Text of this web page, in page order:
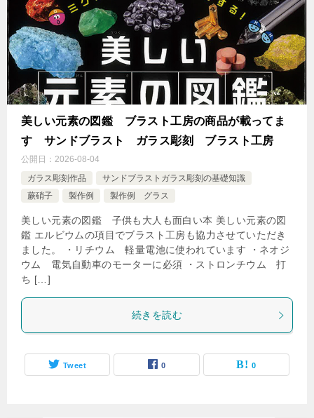
美しい元素の図鑑 ブラスト工房の商品が載ってま
す サンドブラスト ガラス彫刻 ブラスト工房
公開日： 2026-08-04
ガラス彫刻作品
サンドブラストガラス彫刻の基礎知識
蕨硝子
製作例 製作例 グラス
美しい元素の図鑑 子供も大人も面白い本 美しい元素の図
鑑 エルビウムの項目でブラスト工房も協力させていただき
ました。 ・リチウム 軽量電池に使われています ・ネオジ
ウム 電気自動車のモーターに必須 ・ストロンチウム 打
ち […]
続きを読む
Tweet 0 0